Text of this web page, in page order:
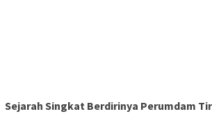
Sejarah Singkat Berdirinya Perumdam